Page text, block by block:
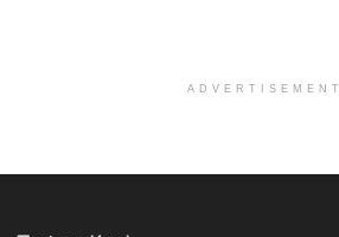
ADVERTISEMENT